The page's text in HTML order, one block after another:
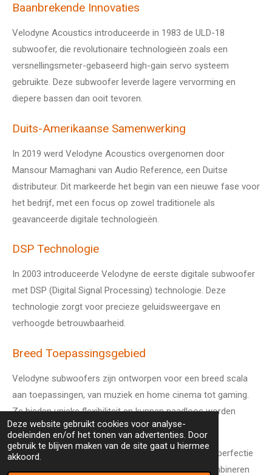
Deze website gebruikt cookies voor analyse-
doeleinden en/of het tonen van advertenties. Door
gebruik te blijven maken van de site gaat u hiermee
akkoord.
Baanbrekende Innovaties
Velodyne Acoustics introduceerde in 1983 de ULD-18
subwoofer, die revolutionaire technologieën zoals een
versnellingsmeter-gebaseerd high-gain servo systeem
gebruikte. Deze subwoofer leverde lagere vervorming en
diepere bassen dan ooit tevoren.
Duits-Amerikaanse Samenwerking
In 2019 werd Velodyne Acoustics overgenomen door
Mansour Mamaghani van Audio Reference, een Duitse
distributeur. Dit markeerde het begin van een nieuwe fase voor
het bedrijf, met een focus op zowel traditionele als
geavanceerde digitale technologieën.
DSP Technologie
In 2003 introduceerde Velodyne de eerste digitale subwoofer
met DSP (Digital Signal Processing) technologie. Deze
technologie zorgt voor precieze geluidsweergave en
verhoogde betrouwbaarheid.
Breed Toepassingsgebied
Velodyne subwoofers zijn ontworpen voor een breed scala
aan toepassingen, van muziek en home cinema tot gaming.
Ze bieden unieke flexibiliteit en kunnen naadloos worden
geïntegreerd in verschillende systemen.
Velodyne Acoustics blijft innoveren en streeft naar perfectie
in lage frequentie reproductie. Hun subwoofers combineren